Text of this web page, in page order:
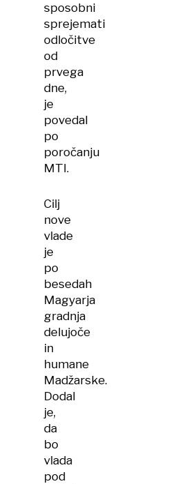
sposobni
sprejemati
odločitve
od
prvega
dne,
je
povedal
po
poročanju
MTI.
Cilj
nove
vlade
je
po
besedah
Magyarja
gradnja
delujoče
in
humane
Madžarske.
Dodal
je,
da
bo
vlada
pod